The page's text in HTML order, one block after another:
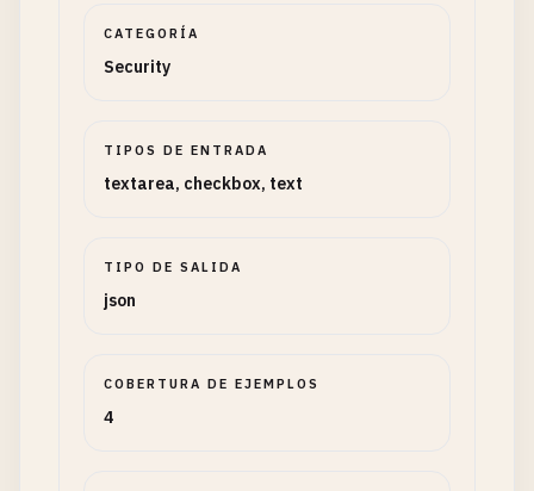
CATEGORÍA
Security
TIPOS DE ENTRADA
textarea, checkbox, text
TIPO DE SALIDA
json
COBERTURA DE EJEMPLOS
4